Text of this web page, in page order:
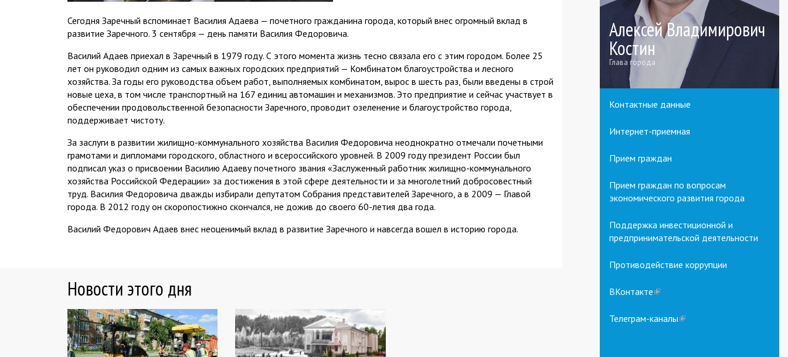
Сегодня Заречный вспоминает Василия Адаева — почетного гражданина города, который внес огромный вклад в
развитие Заречного. 3 сентября — день памяти Василия Федоровича.
Василий Адаев приехал в Заречный в 1979 году. С этого момента жизнь тесно связала его с этим городом. Более 25
лет он руководил одним из самых важных городских предприятий — Комбинатом благоустройства и лесного
хозяйства. За годы его руководства объем работ, выполняемых комбинатом, вырос в шесть раз, были введены в строй
новые цеха, в том числе транспортный на 167 единиц автомашин и механизмов. Это предприятие и сейчас участвует в
обеспечении продовольственной безопасности Заречного, проводит озеленение и благоустройство города,
поддерживает чистоту.
За заслуги в развитии жилищно-коммунального хозяйства Василия Федоровича неоднократно отмечали почетными
грамотами и дипломами городского, областного и всероссийского уровней. В 2009 году президент России был
подписал указ о присвоении Василию Адаеву почетного звания «Заслуженный работник жилищно-коммунального
хозяйства Российской Федерации» за достижения в этой сфере деятельности и за многолетний добросовестный
труд. Василия Федоровича дважды избирали депутатом Собрания представителей Заречного, а в 2009 — Главой
города. В 2012 году он скоропостижно скончался, не дожив до своего 60-летия два года.
Василий Федорович Адаев внес неоценимый вклад в развитие Заречного и навсегда вошел в историю города.
Новости этого дня
Алексей Владимирович
Костин
Глава города
Контактные данные
Интернет-приемная
Прием граждан
Прием граждан по вопросам
экономического развития города
Поддержка инвестиционной и
предпринимательской деятельности
Противодействие коррупции
ВКонтакте(link
external)
Телеграм-каналы(link